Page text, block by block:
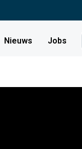
Nieuws Jobs